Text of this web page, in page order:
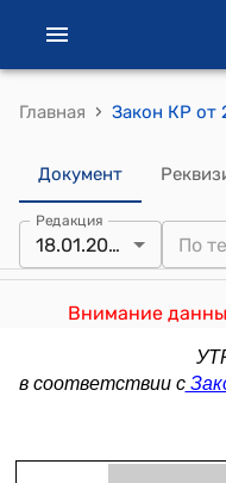
Главная ›
Документ
Редакция
18.01.2022
Внимание